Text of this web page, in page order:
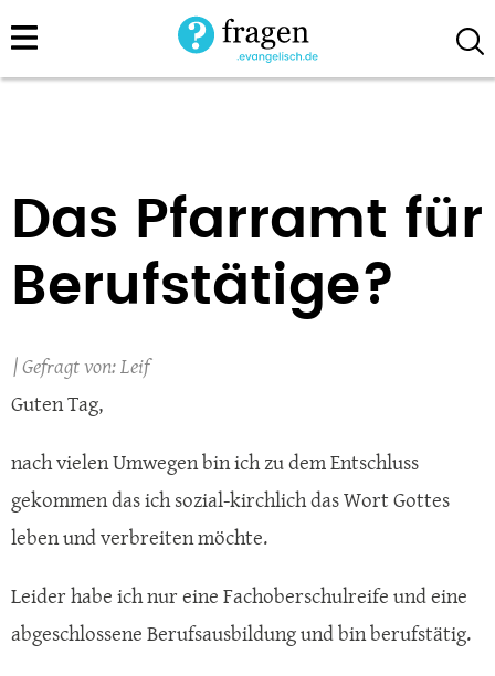
Direkt
zum
Das Pfarramt für
Berufstätige?
Leif
Guten Tag,
nach vielen Umwegen bin ich zu dem Entschluss
gekommen das ich sozial-kirchlich das Wort Gottes
leben und verbreiten möchte.
Leider habe ich nur eine Fachoberschulreife und eine
abgeschlossene Berufsausbildung und bin berufstätig.